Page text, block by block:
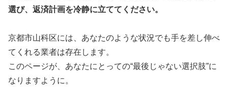
選び、返済計画を冷静に立ててください。
京都市山科区には、あなたのような状況でも手を差し伸べ
てくれる業者は存在します。
このページが、あなたにとっての“最後じゃない選択肢”に
なりますように。